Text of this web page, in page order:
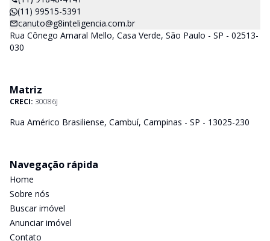
(11) 99515-5391
canuto@g8inteligencia.com.br
Rua Cônego Amaral Mello, Casa Verde, São Paulo - SP - 02513-
030
Matriz
CRECI: 30086J
Rua Américo Brasiliense, Cambuí, Campinas - SP - 13025-230
Navegação rápida
Home
Sobre nós
Buscar imóvel
Anunciar imóvel
Contato